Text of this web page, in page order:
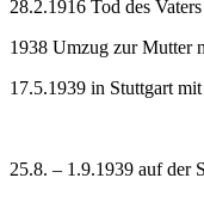
28.2.1916 Tod des
1938 Umzug zur Mutter
17.5.1939 in Stuttgart
25.8. – 1.9.1939 auf